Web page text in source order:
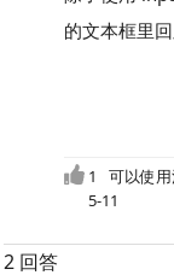
的文本框里
1 可以使
5-11
2 回答